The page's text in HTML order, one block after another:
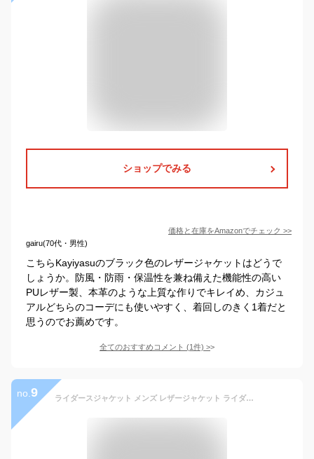
ショップでみる
価格と在庫をAmazonでチェック >>
gairu(70代・男性)
こちらKayiyasuのブラック色のレザージャケットはどうで
しょうか。防風・防雨・保温性を兼ね備えた機能性の高い
PUレザー製、本革のような上質な作りでキレイめ、カジュ
アルどちらのコーデにも使いやすく、着回しのきく1着だと
思うのでお薦めです。
全てのおすすめコメント (1件) >
no. 9 ライダースジャケット メンズ レザージャケット ライダース シングルライダース PUレザー ライトアウター 無地 春 春服 秋 秋服 M L XL 2XL 3XL 4XL ブラック 合成皮革 レーヨン ポリエステル